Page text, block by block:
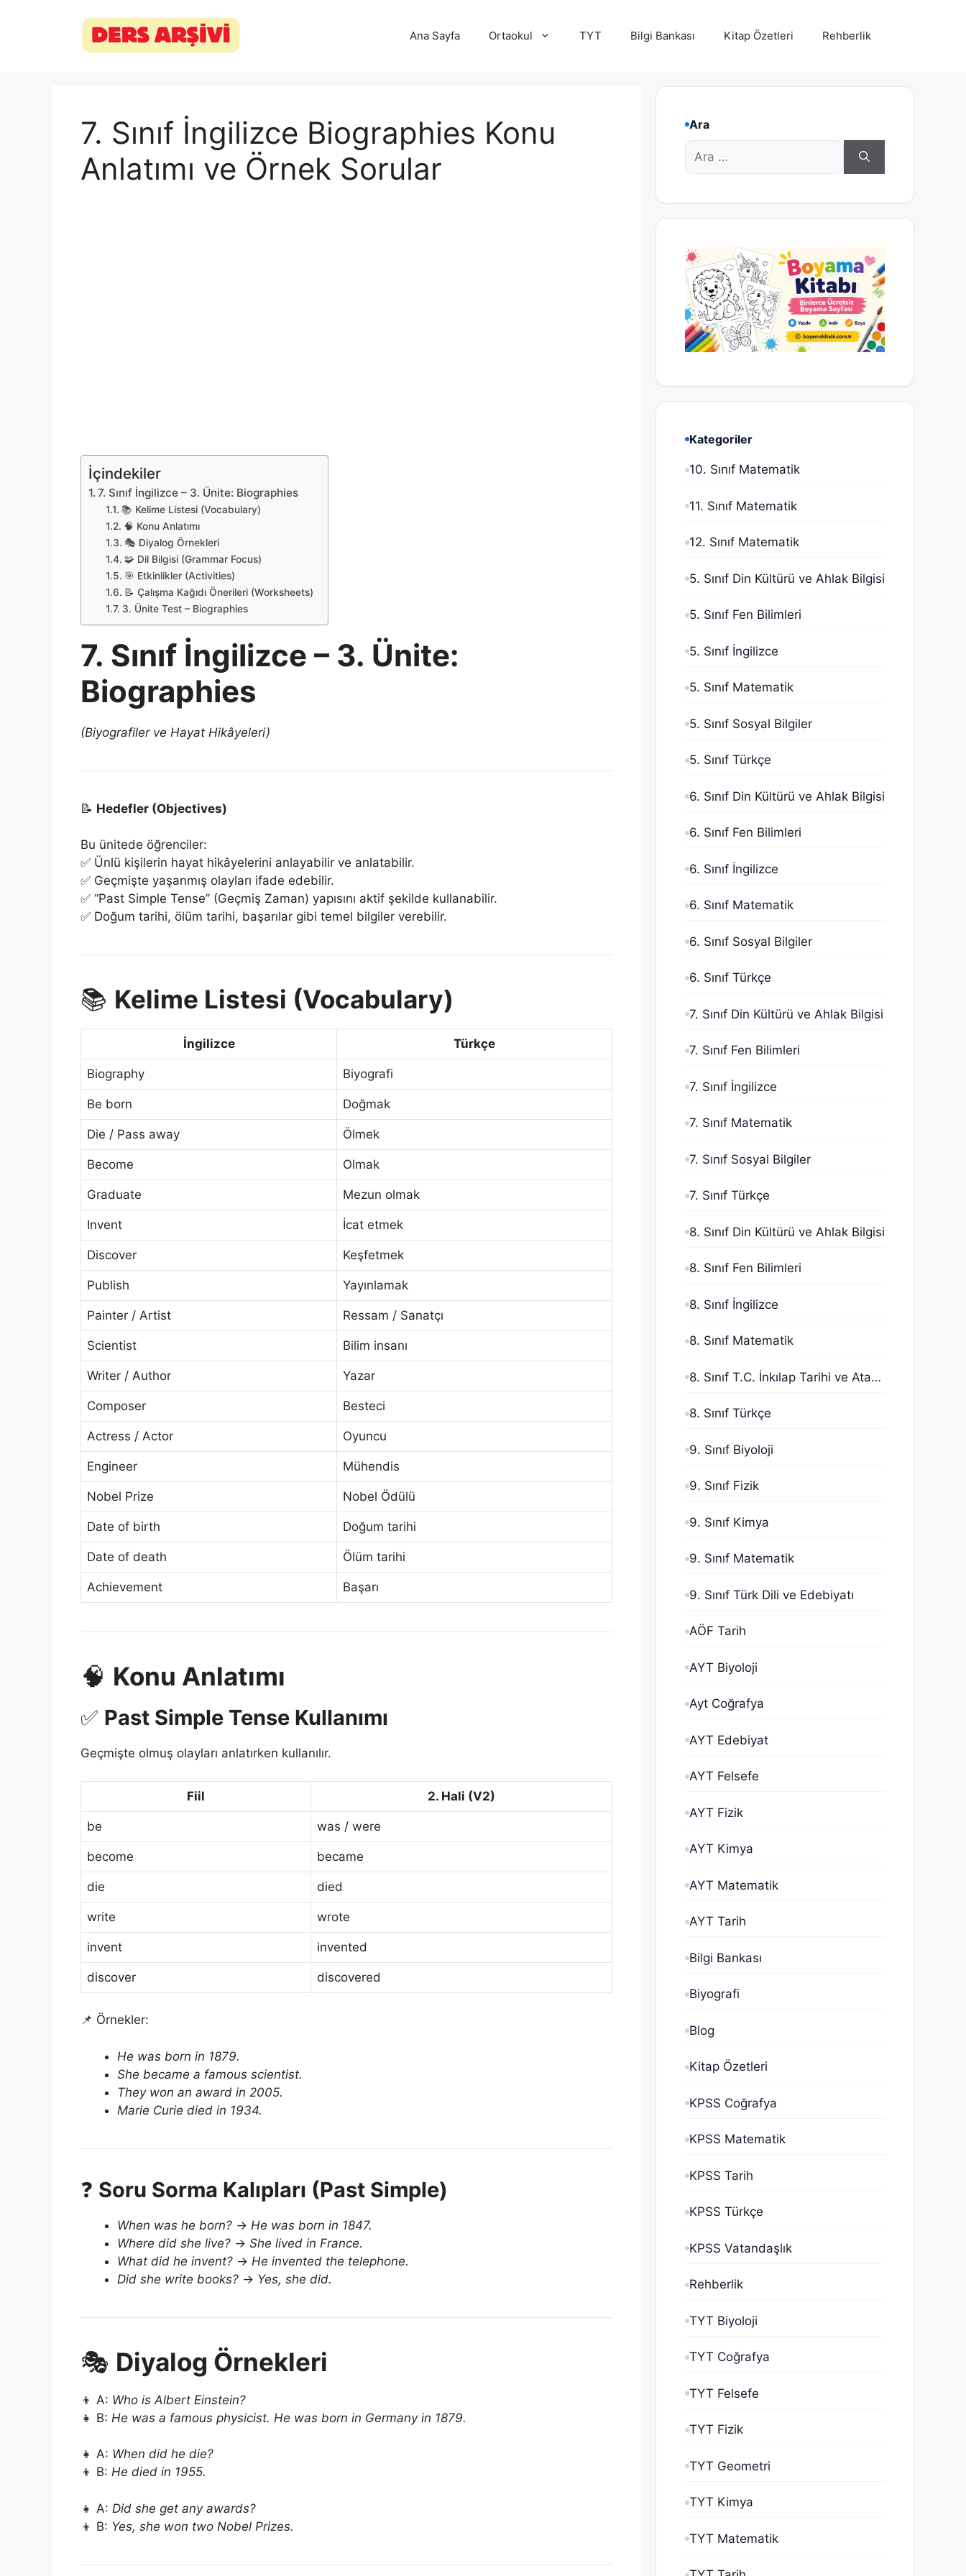
Ana Sayfa Ortaokul TYT Bilgi Bankası Kitap Özetleri Rehberlik
7. Sınıf İngilizce Biographies Konu
Anlatımı ve Örnek Sorular
İçindekiler
7. Sınıf İngilizce – 3. Ünite: Biographies
📚 Kelime Listesi (Vocabulary)
🧠 Konu Anlatımı
🎭 Diyalog Örnekleri
🧩 Dil Bilgisi (Grammar Focus)
🎯 Etkinlikler (Activities)
📝 Çalışma Kağıdı Önerileri (Worksheets)
3. Ünite Test – Biographies
7. Sınıf İngilizce – 3. Ünite:
Biographies
(Biyografiler ve Hayat Hikâyeleri)
📝 Hedefler (Objectives)
Bu ünitede öğrenciler:
✅ Ünlü kişilerin hayat hikâyelerini anlayabilir ve anlatabilir.
✅ Geçmişte yaşanmış olayları ifade edebilir.
✅ “Past Simple Tense” (Geçmiş Zaman) yapısını aktif şekilde kullanabilir.
✅ Doğum tarihi, ölüm tarihi, başarılar gibi temel bilgiler verebilir.
📚 Kelime Listesi (Vocabulary)
İngilizce Türkçe
Biography Biyografi
Be born Doğmak
Die / Pass away Ölmek
Become Olmak
Graduate Mezun olmak
Invent İcat etmek
Discover Keşfetmek
Publish Yayınlamak
Painter / Artist Ressam / Sanatçı
Scientist Bilim insanı
Writer / Author Yazar
Composer Besteci
Actress / Actor Oyuncu
Engineer Mühendis
Nobel Prize Nobel Ödülü
Date of birth Doğum tarihi
Date of death Ölüm tarihi
Achievement Başarı
🧠 Konu Anlatımı
✅ Past Simple Tense Kullanımı
Geçmişte olmuş olayları anlatırken kullanılır.
Fiil 2. Hali (V2)
be was / were
become became
die died
write wrote
invent invented
discover discovered
📌 Örnekler:
He was born in 1879.
She became a famous scientist.
They won an award in 2005.
Marie Curie died in 1934.
❓ Soru Sorma Kalıpları (Past Simple)
When was he born? → He was born in 1847.
Where did she live? → She lived in France.
What did he invent? → He invented the telephone.
Did she write books? → Yes, she did.
🎭 Diyalog Örnekleri
👦 A: Who is Albert Einstein?
👧 B: He was a famous physicist. He was born in Germany in 1879.
👧 A: When did he die?
👦 B: He died in 1955.
👧 A: Did she get any awards?
👦 B: Yes, she won two Nobel Prizes.
Ara
için
ara
Kategoriler
10. Sınıf Matematik
11. Sınıf Matematik
12. Sınıf Matematik
5. Sınıf Din Kültürü ve Ahlak Bilgisi
5. Sınıf Fen Bilimleri
5. Sınıf İngilizce
5. Sınıf Matematik
5. Sınıf Sosyal Bilgiler
5. Sınıf Türkçe
6. Sınıf Din Kültürü ve Ahlak Bilgisi
6. Sınıf Fen Bilimleri
6. Sınıf İngilizce
6. Sınıf Matematik
6. Sınıf Sosyal Bilgiler
6. Sınıf Türkçe
7. Sınıf Din Kültürü ve Ahlak Bilgisi
7. Sınıf Fen Bilimleri
7. Sınıf İngilizce
7. Sınıf Matematik
7. Sınıf Sosyal Bilgiler
7. Sınıf Türkçe
8. Sınıf Din Kültürü ve Ahlak Bilgisi
8. Sınıf Fen Bilimleri
8. Sınıf İngilizce
8. Sınıf Matematik
8. Sınıf T.C. İnkılap Tarihi ve Atatürkçülük
8. Sınıf Türkçe
9. Sınıf Biyoloji
9. Sınıf Fizik
9. Sınıf Kimya
9. Sınıf Matematik
9. Sınıf Türk Dili ve Edebiyatı
AÖF Tarih
AYT Biyoloji
Ayt Coğrafya
AYT Edebiyat
AYT Felsefe
AYT Fizik
AYT Kimya
AYT Matematik
AYT Tarih
Bilgi Bankası
Biyografi
Blog
Kitap Özetleri
KPSS Coğrafya
KPSS Matematik
KPSS Tarih
KPSS Türkçe
KPSS Vatandaşlık
Rehberlik
TYT Biyoloji
TYT Coğrafya
TYT Felsefe
TYT Fizik
TYT Geometri
TYT Kimya
TYT Matematik